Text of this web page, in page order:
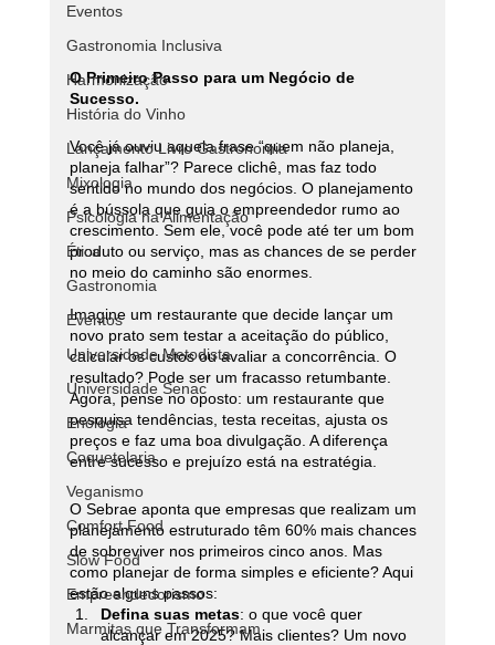
Eventos
Gastronomia Inclusiva
Harmonização
História do Vinho
Lançamento Livro Gastronomia
Mixologia
Psicologia na Alimentação
Ética
Gastronomia
Eventos
Universidade Metodista
Universidade Senac
Enologia
Coquetelaria
Veganismo
Comfort Food
Slow Food
Empreendedorismo
Marmitas que Transformam
O Primeiro Passo para um Negócio de
Sucesso.
Você já ouviu aquela frase “quem não planeja,
planeja falhar”? Parece clichê, mas faz todo
sentido no mundo dos negócios. O planejamento
é a bússola que guia o empreendedor rumo ao
crescimento. Sem ele, você pode até ter um bom
produto ou serviço, mas as chances de se perder
no meio do caminho são enormes.
Imagine um restaurante que decide lançar um
novo prato sem testar a aceitação do público,
calcular os custos ou avaliar a concorrência. O
resultado? Pode ser um fracasso retumbante.
Agora, pense no oposto: um restaurante que
pesquisa tendências, testa receitas, ajusta os
preços e faz uma boa divulgação. A diferença
entre sucesso e prejuízo está na estratégia.
O Sebrae aponta que empresas que realizam um
planejamento estruturado têm 60% mais chances
de sobreviver nos primeiros cinco anos. Mas
como planejar de forma simples e eficiente? Aqui
estão alguns passos:
Defina suas metas: o que você quer
alcançar em 2025? Mais clientes? Um novo